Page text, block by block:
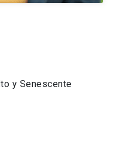
y Senescente